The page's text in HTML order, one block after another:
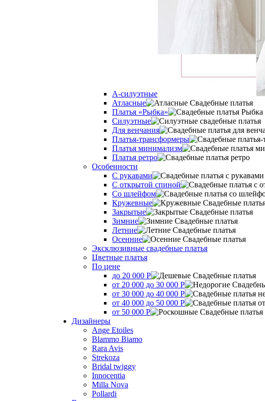
А-силуэтные
Атласные
Платья «Рыбка»
Силуэтные
Для венчания
Платья-трансформеры
Платья минимализм
Платья ретро
Оcобенности
С рукавами
С открытой спиной
Со шлейфом
Кружевные
Закрытые
Зимние
Летние
Осенние
Эксклюзивные свадебные платья
Цветные платья
По цене
до 20 000 Р
от 20 000 до 30 000 Р
от 30 000 до 40 000 Р
от 40 000 до 50 000 Р
от 50 000 Р
Дизайнеры
Ange Etoiles
Blammo Biamo
Rara Avis
Strekoza
Bridal twiggy
Innocentia
Milla Nova
Pollardi